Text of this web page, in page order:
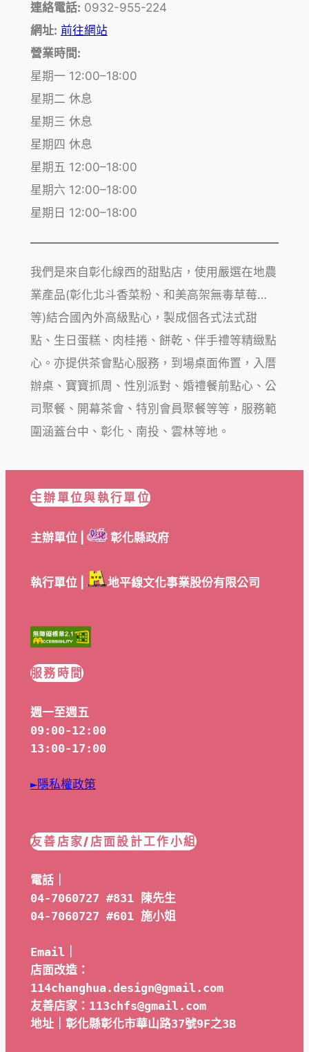
連絡電話: 0932-955-224
網址: 前往網站
營業時間:
星期一 12:00–18:00
星期二 休息
星期三 休息
星期四 休息
星期五 12:00–18:00
星期六 12:00–18:00
星期日 12:00–18:00
我們是來自彰化線西的甜點店，使用嚴選在地農
業產品(彰化北斗香菜粉、和美高架無毒草莓…
等)結合國內外高級點心，製成個各式法式甜
點、生日蛋糕、肉桂捲、餅乾、伴手禮等精緻點
心。亦提供茶會點心服務，到場桌面佈置，入厝
辦桌、寶寶抓周、性別派對、婚禮餐前點心、公
司聚餐、開幕茶會、特別會員聚餐等等，服務範
圍涵蓋台中、彰化、南投、雲林等地。
主辦單位與執行單位
主辦單位 | 彰化縣政府
執行單位 | 地平線文化事業股份有限公司
服務時間
週一至週五
09:00-12:00
13:00-17:00
►隱私權政策
友善店家/店面設計工作小組
電話｜
04-7060727 #831 陳先生
04-7060727 #601 施小姐
Email｜
店面改造：
114changhua.design@gmail.com
友善店家：113chfs@gmail.com
地址｜彰化縣彰化市華山路37號9F之3B